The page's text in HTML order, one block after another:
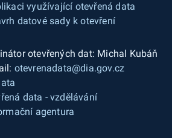
využívající otevřená data
datové sady k otevření
otevřených dat: Michal Kubáň
otevrenadata@dia.gov.cz
data - vzdělávání
agentura